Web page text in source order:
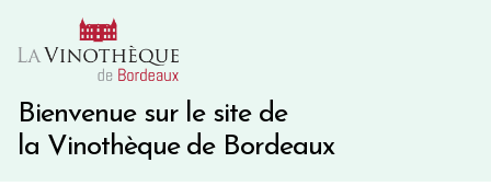
Bienvenue sur le site de
la Vinothèque de Bordeaux
10€ de remise immédiate sur votre première commande
Une question ?